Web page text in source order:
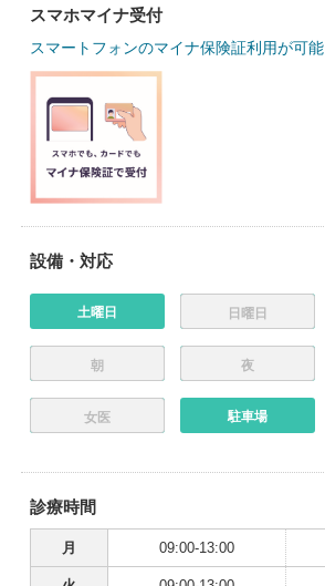
スマホマイナ受付
スマートフォンのマイナ保険証利用が可能
設備・対応
土曜日 日曜日
朝 夜
女医 駐車場
診療時間
月 09:00-13:00